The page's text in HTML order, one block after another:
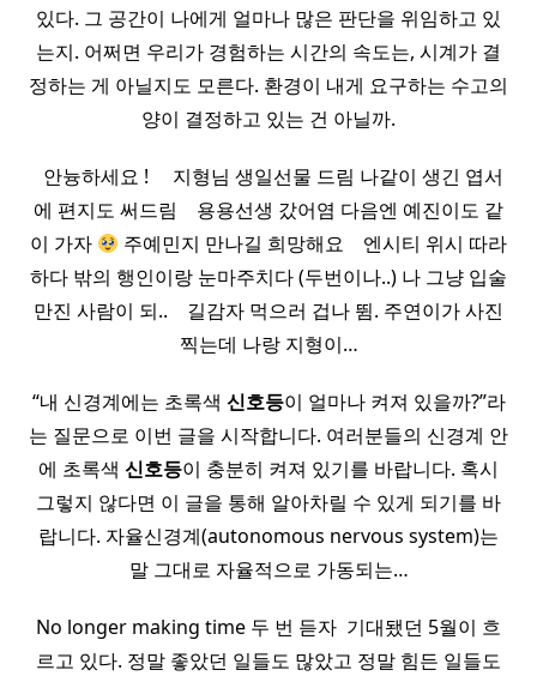
있다. 그 공간이 나에게 얼마나 많은 판단을 위임하고 있
는지. 어쩌면 우리가 경험하는 시간의 속도는, 시계가 결
정하는 게 아닐지도 모른다. 환경이 내게 요구하는 수고의
양이 결정하고 있는 건 아닐까.
​ ​ 안늉하세요 ! ​ ​ ​ ​ 지형님 생일선물 드림 나같이 생긴 엽서
에 편지도 써드림 ​ ​ ​ 용용선생 갔어염 다음엔 예진이도 같
이 가자
주예민지 만나길 희망해요 ​ ​ ​ 엔시티 위시 따라
하다 밖의 행인이랑 눈마주치다 (두번이나..) 나 그냥 입술
만진 사람이 되.. ​ ​ ​ 길감자 먹으러 겁나 뜀. 주연이가 사진
찍는데 나랑 지형이…
“내 신경계에는 초록색 신호등이 얼마나 켜져 있을까?”라
는 질문으로 이번 글을 시작합니다. 여러분들의 신경계 안
에 초록색 신호등이 충분히 켜져 있기를 바랍니다. 혹시
그렇지 않다면 이 글을 통해 알아차릴 수 있게 되기를 바
랍니다. 자율신경계(autonomous nervous system)는
말 그대로 자율적으로 가동되는…
No longer making time 두 번 듣자 ​ 기대됐던 5월이 흐
르고 있다. 정말 좋았던 일들도 많았고 정말 힘든 일들도